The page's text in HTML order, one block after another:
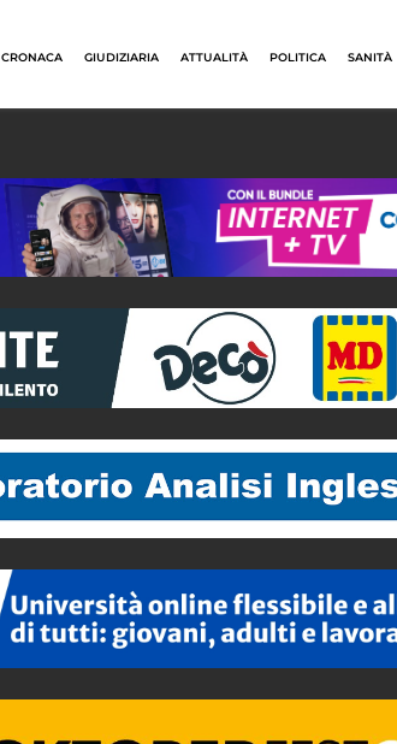
CRONACA GIUDIZIARIA ATTUALITÀ POLITICA SANITÀ